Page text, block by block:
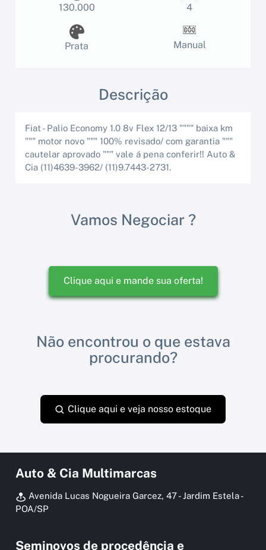
130.000 4
Prata Manual
Descrição
Fiat - Palio Economy 1.0 8v Flex 12/13 """" baixa km
""" motor novo """ 100% revisado/ com garantia """
cautelar aprovado """ vale á pena conferir!! Auto &
Cia (11)4639-3962/ (11)9.7443-2731.
Vamos Negociar ?
Clique aqui e mande sua oferta!
Não encontrou o que estava
procurando?
Clique aqui e veja nosso estoque
Auto & Cia Multimarcas
Avenida Lucas Nogueira Garcez, 47 - Jardim Estela -
POA/SP
Seminovos de procedência e